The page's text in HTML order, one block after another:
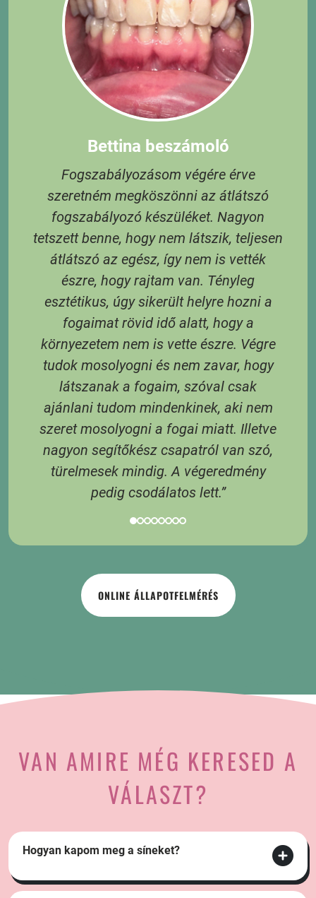
Bettina beszámoló
Fogszabályozásom végére érve
szeretném megköszönni az átlátszó
fogszabályozó készüléket. Nagyon
tetszett benne, hogy nem látszik, teljesen
átlátszó az egész, így nem is vették
észre, hogy rajtam van. Tényleg
esztétikus, úgy sikerült helyre hozni a
fogaimat rövid idő alatt, hogy a
környezetem nem is vette észre. Végre
tudok mosolyogni és nem zavar, hogy
látszanak a fogaim, szóval csak
ajánlani tudom mindenkinek, aki nem
szeret mosolyogni a fogai miatt. Illetve
nagyon segítőkész csapatról van szó,
türelmesek mindig. A végeredmény
pedig csodálatos lett.”
ONLINE ÁLLAPOTFELMÉRÉS
VAN AMIRE MÉG KERESED A
VÁLASZT?
Hogyan kapom meg a síneket?